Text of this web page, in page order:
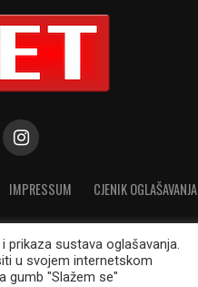
IMPRESSUM CJENIK OGLAŠAVANJA
ISSN: 1848-1000
sustava oglašavanja.
u svojem internetskom
gumb "Slažem se"